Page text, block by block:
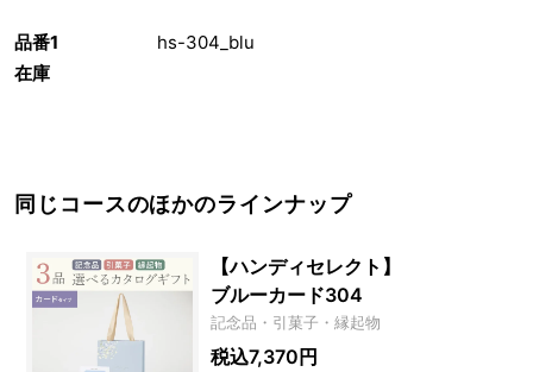
品番1
hs-304_blu
在庫
同じコースのほかのラインナップ
【ハンディセレクト】
ブルーカード304
記念品・引菓子・縁起物
税込7,370円